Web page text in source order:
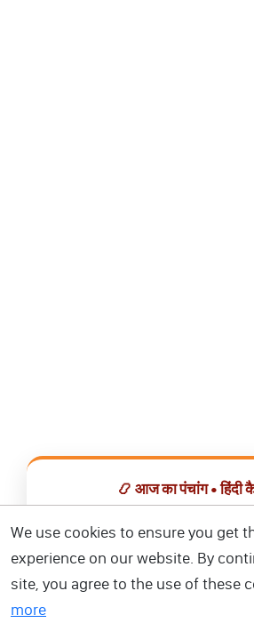
📿 आज का पंचांग • हिंदी
📅 हिंदी कैलेंडर ऐप
We use cookies to ensure you get
experience on our website. By
site, you agree to the use of these
more